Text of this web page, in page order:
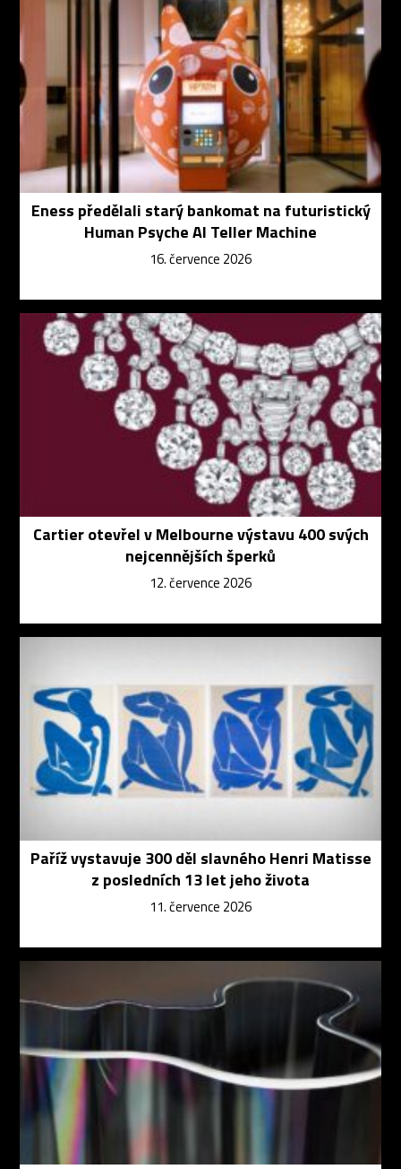
Eness předělali starý bankomat na futuristický
Human Psyche AI Teller Machine
16. července 2026
Cartier otevřel v Melbourne výstavu 400 svých
nejcennějších šperků
12. července 2026
Paříž vystavuje 300 děl slavného Henri Matisse
z posledních 13 let jeho života
11. července 2026